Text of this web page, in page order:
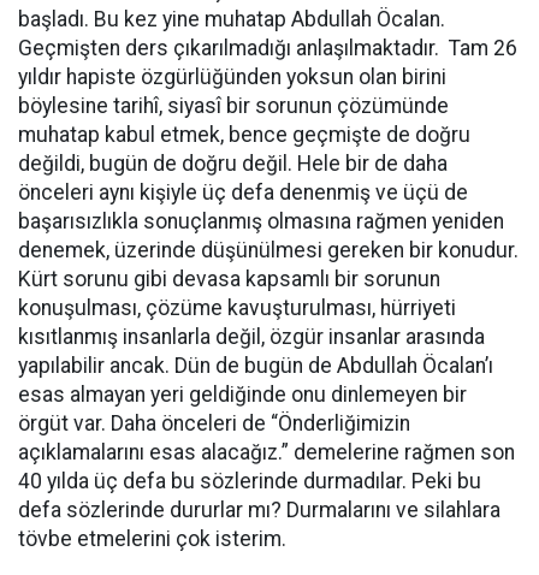
başladı. Bu kez yine muhatap Abdullah Öcalan.
Geçmişten ders çıkarılmadığı anlaşılmaktadır. Tam 26
yıldır hapiste özgürlüğünden yoksun olan birini
böylesine tarihî, siyasî bir sorunun çözümünde
muhatap kabul etmek, bence geçmişte de doğru
değildi, bugün de doğru değil. Hele bir de daha
önceleri aynı kişiyle üç defa denenmiş ve üçü de
başarısızlıkla sonuçlanmış olmasına rağmen yeniden
denemek, üzerinde düşünülmesi gereken bir konudur.
Kürt sorunu gibi devasa kapsamlı bir sorunun
konuşulması, çözüme kavuşturulması, hürriyeti
kısıtlanmış insanlarla değil, özgür insanlar arasında
yapılabilir ancak. Dün de bugün de Abdullah Öcalan’ı
esas almayan yeri geldiğinde onu dinlemeyen bir
örgüt var. Daha önceleri de “Önderliğimizin
açıklamalarını esas alacağız.” demelerine rağmen son
40 yılda üç defa bu sözlerinde durmadılar. Peki bu
defa sözlerinde dururlar mı? Durmalarını ve silahlara
tövbe etmelerini çok isterim.